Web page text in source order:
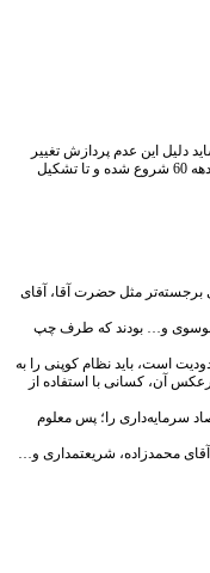
دلیل این عدم پردازش تغییر
مواضع جریان‌های سیاسی نسبت به دوران دولت سازندگی در ایران امروز است. در اولین شماره «رمز عبور» گفت‌وگویی از آقای محمدحسین صفار هرندی، عضو مجمع تشخیص مصلحت نظام را می‌خوانید که از دفتر سیاسی سپاه پاسداران در دهه 60 شروع شده و تا تشکیل
مثل حضرت آقا، آقای
موسوی و… بودند که طرف چپ
است، باید نظام کوپنی را به
آن، کسانی با استفاده از
سرمایه‌داری را؛ پس معلوم
آقای محمدزاده، شریعتمداری و…